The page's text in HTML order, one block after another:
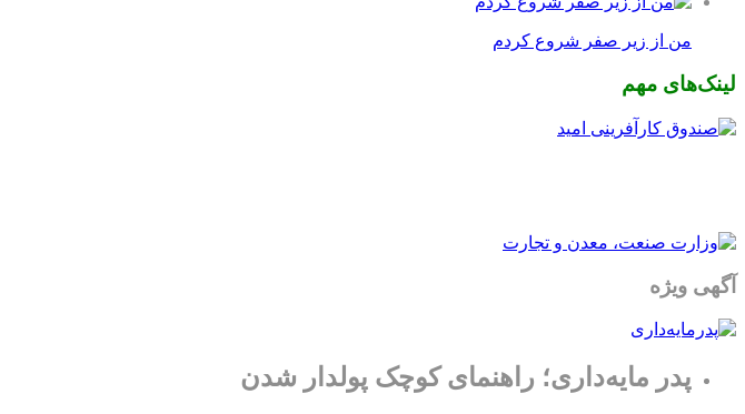
من از زیر صفر شروع کردم
لینک‌های مهم
آگهی ویژه
پدر مایه‌داری؛ راهنمای کوچک پولدار شدن